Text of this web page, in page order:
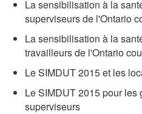
La sensibilisation à la
superviseurs de l'Ontario
La sensibilisation à la
travailleurs de l'Ontario
Le SIMDUT 2015 et les
Le SIMDUT 2015 pour les
superviseurs